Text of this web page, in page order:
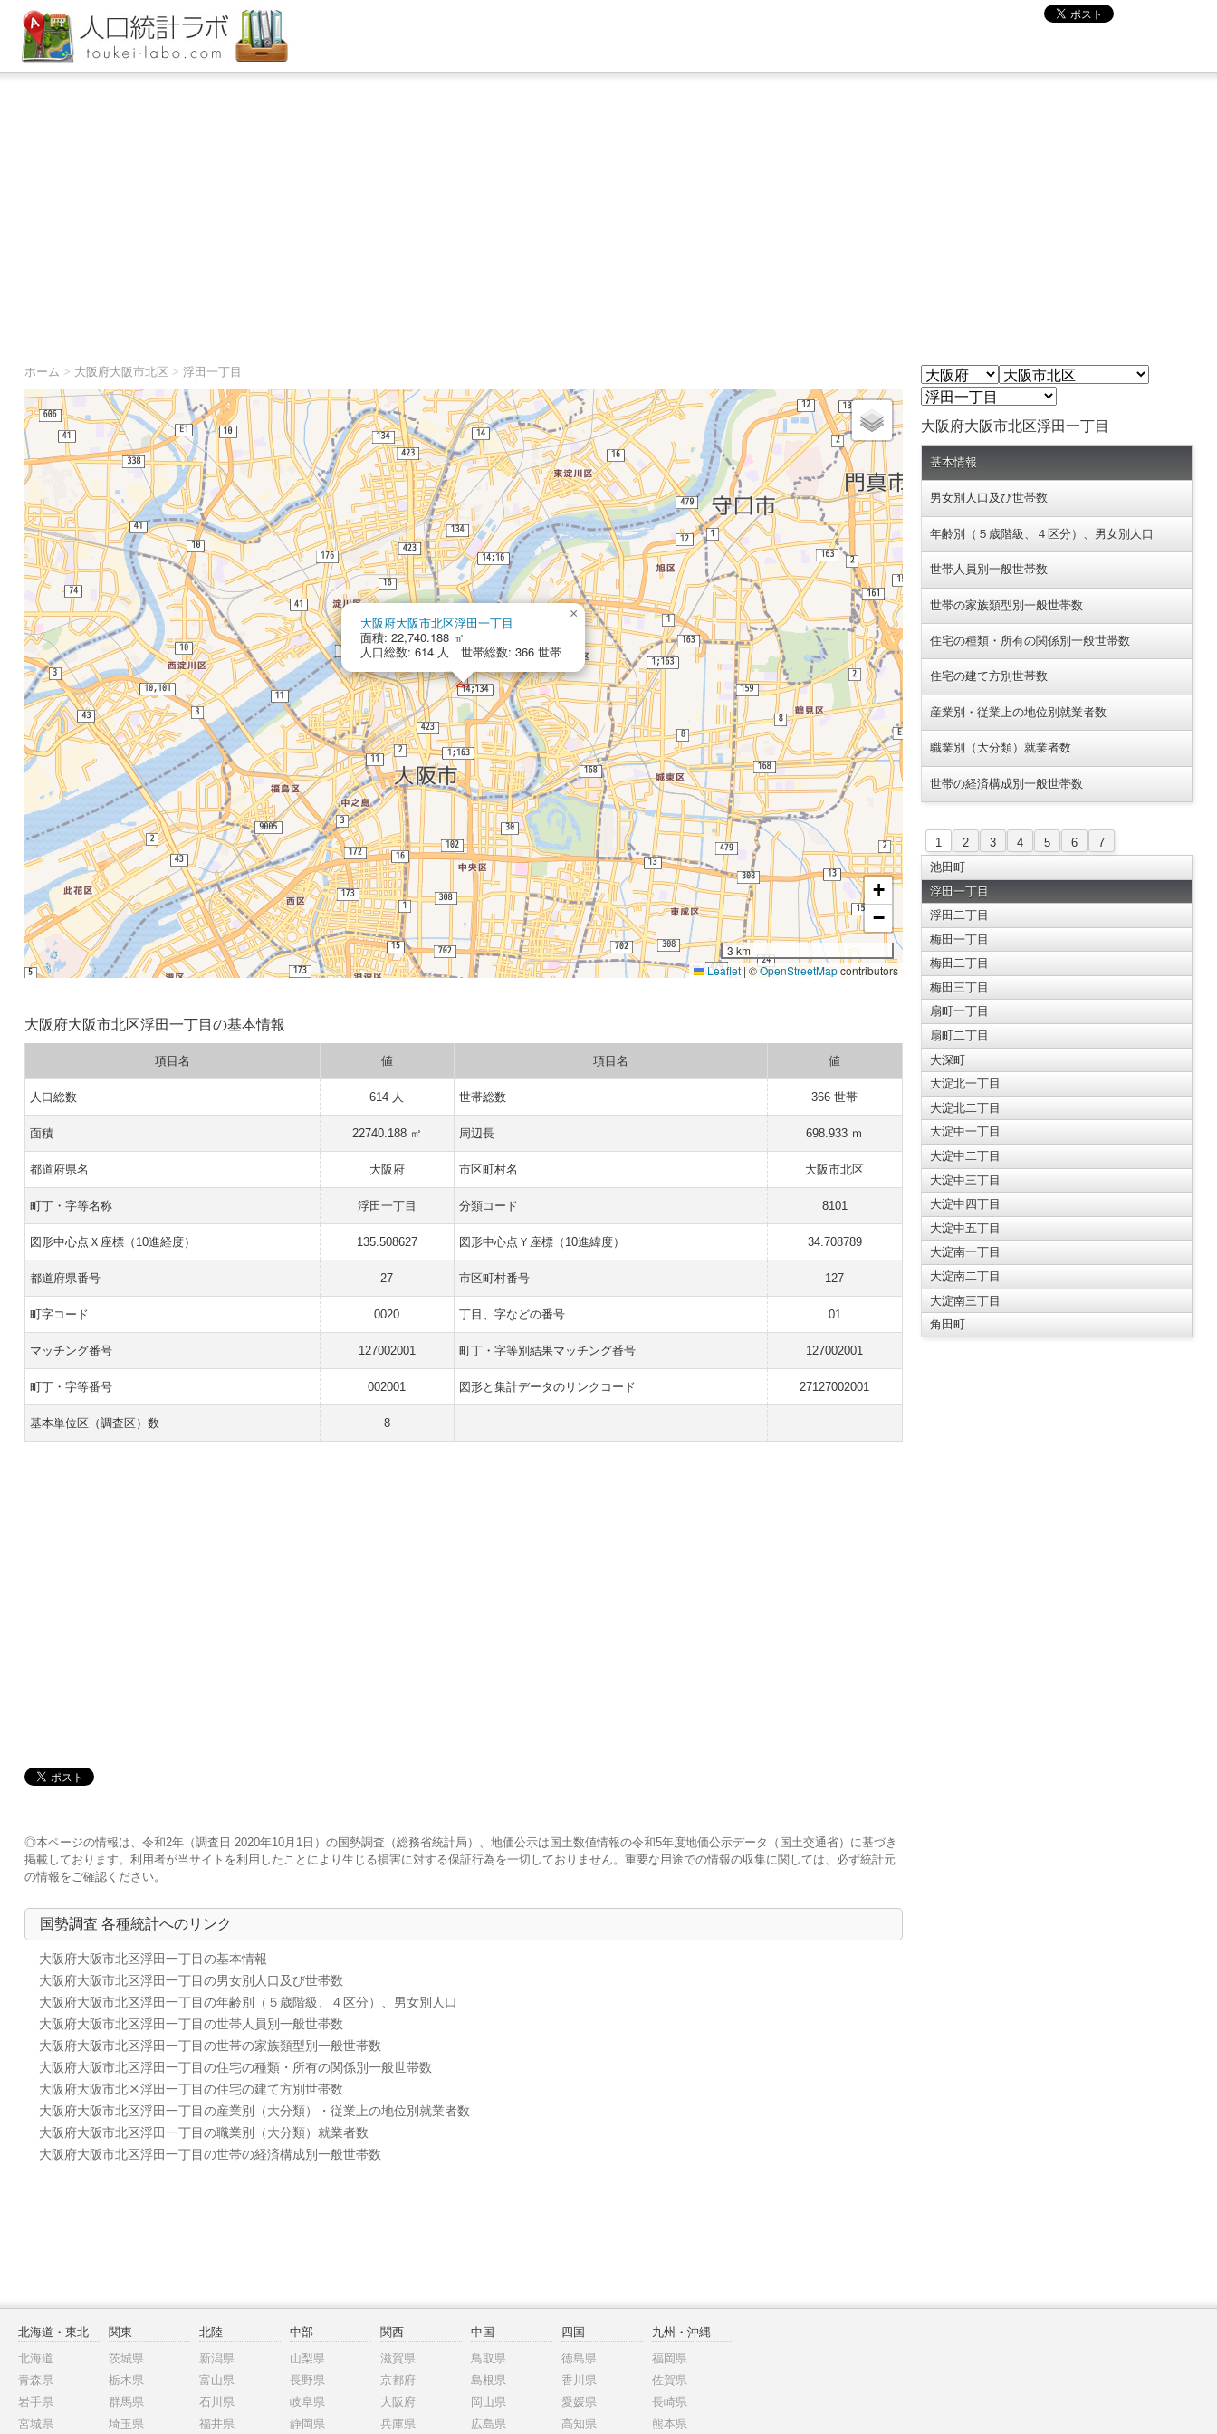
ホーム > 大阪府大阪市北区 > 浮田一丁目
大阪府大阪市北区浮田一丁目
面積: 22,740.188 ㎡
人口総数: 614 人 世帯総数: 366 世帯
×
+
−
3 km
Leaflet | ©OpenStreetMapcontributors
大阪府大阪市北区浮田一丁目の基本情報
項目名 値 項目名 値
人口総数 614 人 世帯総数 366 世帯
面積 22740.188 ㎡ 周辺長 698.933 ｍ
都道府県名 大阪府 市区町村名 大阪市北区
町丁・字等名称 浮田一丁目 分類コード 8101
図形中心点Ｘ座標（10進経度） 135.508627 図形中心点Ｙ座標（10進緯度） 34.708789
都道府県番号 27 市区町村番号 127
町字コード 0020 丁目、字などの番号 01
マッチング番号 127002001 町丁・字等別結果マッチング番号 127002001
町丁・字等番号 002001 図形と集計データのリンクコード 27127002001
基本単位区（調査区）数 8
◎本ページの情報は、令和2年（調査日 2020年10月1日）の国勢調査（総務省統計局）、地価公示は国土数値情報の令和5年度地価公示データ（国土交通省）に基づき
掲載しております。利用者が当サイトを利用したことにより生じる損害に対する保証行為を一切しておりません。重要な用途での情報の収集に関しては、必ず統計元
の情報をご確認ください。
国勢調査 各種統計へのリンク
大阪府大阪市北区浮田一丁目の基本情報
大阪府大阪市北区浮田一丁目の男女別人口及び世帯数
大阪府大阪市北区浮田一丁目の年齢別（５歳階級、４区分）、男女別人口
大阪府大阪市北区浮田一丁目の世帯人員別一般世帯数
大阪府大阪市北区浮田一丁目の世帯の家族類型別一般世帯数
大阪府大阪市北区浮田一丁目の住宅の種類・所有の関係別一般世帯数
大阪府大阪市北区浮田一丁目の住宅の建て方別世帯数
大阪府大阪市北区浮田一丁目の産業別（大分類）・従業上の地位別就業者数
大阪府大阪市北区浮田一丁目の職業別（大分類）就業者数
大阪府大阪市北区浮田一丁目の世帯の経済構成別一般世帯数
大阪府大阪市北区浮田一丁目
基本情報
男女別人口及び世帯数
年齢別（５歳階級、４区分）、男女別人口
世帯人員別一般世帯数
世帯の家族類型別一般世帯数
住宅の種類・所有の関係別一般世帯数
住宅の建て方別世帯数
産業別・従業上の地位別就業者数
職業別（大分類）就業者数
世帯の経済構成別一般世帯数
1 2 3 4 5 6
7
池田町
浮田一丁目
浮田二丁目
梅田一丁目
梅田二丁目
梅田三丁目
扇町一丁目
扇町二丁目
大深町
大淀北一丁目
大淀北二丁目
大淀中一丁目
大淀中二丁目
大淀中三丁目
大淀中四丁目
大淀中五丁目
大淀南一丁目
大淀南二丁目
大淀南三丁目
角田町
北海道・東北
北海道
青森県
岩手県
宮城県
関東
茨城県
栃木県
群馬県
埼玉県
北陸
新潟県
富山県
石川県
福井県
中部
山梨県
長野県
岐阜県
静岡県
関西
滋賀県
京都府
大阪府
兵庫県
中国
鳥取県
島根県
岡山県
広島県
四国
徳島県
香川県
愛媛県
高知県
九州・沖縄
福岡県
佐賀県
長崎県
熊本県